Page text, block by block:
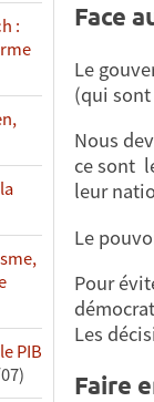
:
PIB
Face
Le
(qui
Nous
ce sont
leur
Le
Pour
Les
Faire